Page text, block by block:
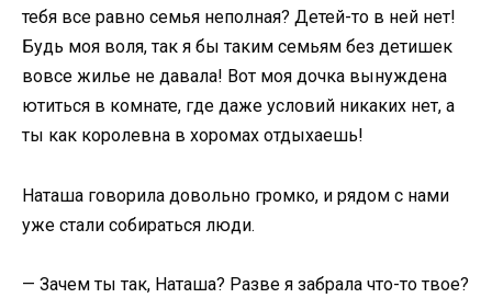
тебя все равно семья неполная? Детей-то в ней нет!
Будь моя воля, так я бы таким семьям без детишек
вовсе жилье не давала! Вот моя дочка вынуждена
ютиться в комнате, где даже условий никаких нет, а
ты как королевна в хоромах отдыхаешь!
Наташа говорила довольно громко, и рядом с нами
уже стали собираться люди.
— Зачем ты так, Наташа? Разве я забрала что-то твое?